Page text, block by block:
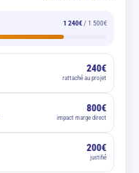
1 240€ / 1 500€
240€
rattaché au projet
800€
impact marge direct
200€
justifié